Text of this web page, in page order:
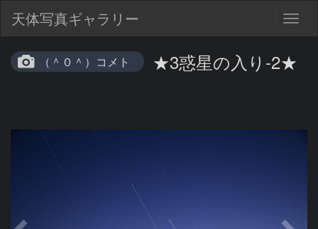
天体写真ギャラリー
（＾０＾）コメト ★3惑星の入り-2★